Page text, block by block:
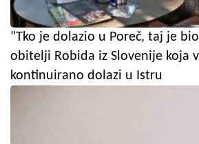
"Tko je dolazio u Poreč, taj je
obitelji Robida iz Slovenije koja
kontinuirano dolazi u Istru